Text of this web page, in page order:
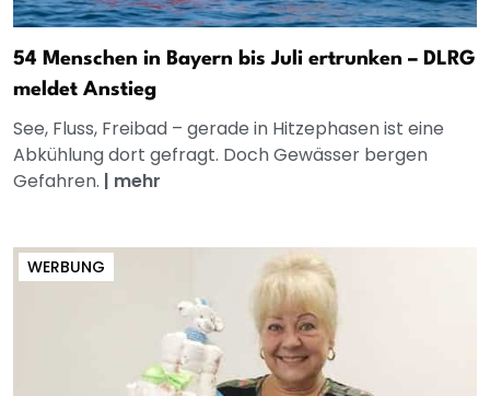
54 Menschen in Bayern bis Juli ertrunken – DLRG
meldet Anstieg
See, Fluss, Freibad – gerade in Hitzephasen ist eine
Abkühlung dort gefragt. Doch Gewässer bergen
Gefahren. | mehr
WERBUNG